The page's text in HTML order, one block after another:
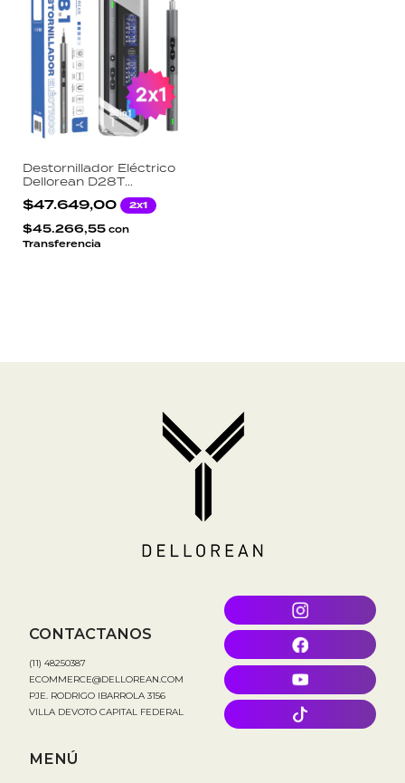
Destornillador Eléctrico
Dellorean D28T
Precisión 28 Puntas Kit
Reparación Celulares
Consolas USB-C LED
$47.649,00 2x1
$45.266,55 con
Transferencia
CONTACTANOS
(11) 48250387
ECOMMERCE@DELLOREAN.COM
PJE. RODRIGO IBARROLA 3156
VILLA DEVOTO CAPITAL FEDERAL
MENÚ